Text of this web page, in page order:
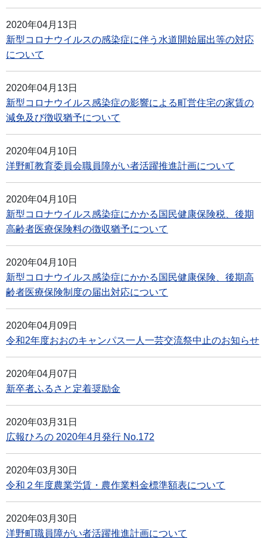
2020年04月13日
新型コロナウイルスの感染症に伴う水道開始届出等の対応
について
2020年04月13日
新型コロナウイルス感染症の影響による町営住宅の家賃の
減免及び徴収猶予について
2020年04月10日
洋野町教育委員会職員障がい者活躍推進計画について
2020年04月10日
新型コロナウイルス感染症にかかる国民健康保険税、後期
高齢者医療保険料の徴収猶予について
2020年04月10日
新型コロナウイルス感染症にかかる国民健康保険、後期高
齢者医療保険制度の届出対応について
2020年04月09日
令和2年度おおのキャンパス一人一芸交流祭中止のお知らせ
2020年04月07日
新卒者ふるさと定着奨励金
2020年03月31日
広報ひろの 2020年4月発行 No.172
2020年03月30日
令和２年度農業労賃・農作業料金標準額表について
2020年03月30日
洋野町職員障がい者活躍推進計画について